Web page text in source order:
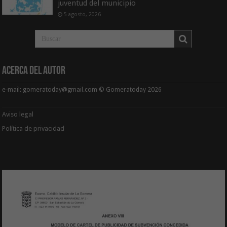
juventud del municipio
5 agosto, 2026
Acerca del Autor
e-mail: gomeratoday@gmail.com © Gomeratoday 2026
Aviso legal
Política de privacidad